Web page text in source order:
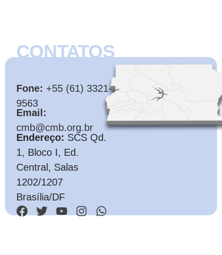
CONTATOS
Fone: +55 (61) 3321-
9563
Email:
cmb@cmb.org.br
Endereço: SCS Qd.
1, Bloco I, Ed.
Central, Salas
1202/1207
Brasília/DF